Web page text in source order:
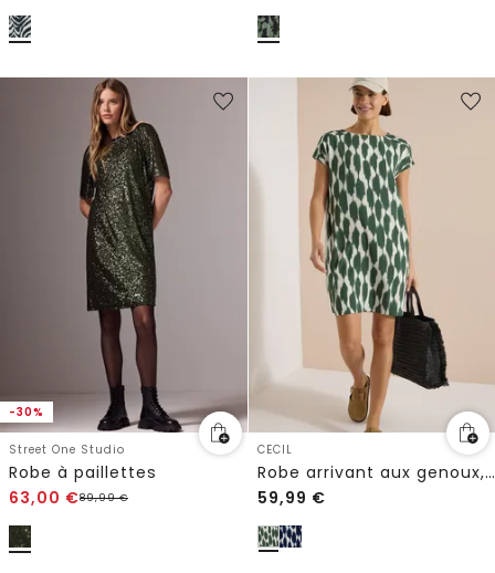
-30%
Street One Studio
Robe à paillettes
63,00 €89,99€
CECIL
Robe arrivant aux genoux, à manches courtes et imprimée
59,99 €